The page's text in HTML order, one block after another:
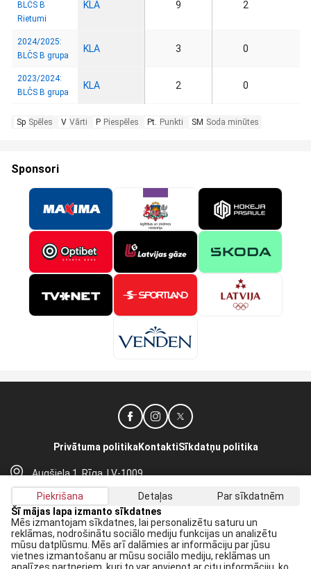
BLČS B
Rietumi
KLA 9 2
2024/2025:
BLČS B grupa
KLA 3 0
2023/2024:
BLČS B grupa
KLA 2 0
Sp Spēles V Vārti P Piespēles Pt. Punkti SM Soda minūtes
Sponsori
Augšiela 1, Rīga, LV-1009
lhf@lhf.lv
+371 67565614
Privātuma politika KontaktiSīkdatņu politika
Saņem jaunākās ziņas savā E-pastā:
Pieteikties
Piekrišana Detaļas
Par sīkdatnēm
Šī mājas lapa izmanto sīkdatnes
Mēs izmantojam sīkdatnes, lai personalizētu saturu un
reklāmas, nodrošinātu sociālo mediju funkcijas un analizētu
mūsu datplūsmu. Mēs arī dalāmies ar informāciju par jūsu
vietnes izmantošanu ar mūsu sociālo mediju, reklāmas un